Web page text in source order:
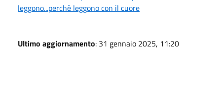
leggono...perchè leggono con il cuore
Ultimo aggiornamento: 31 gennaio 2025, 11:20